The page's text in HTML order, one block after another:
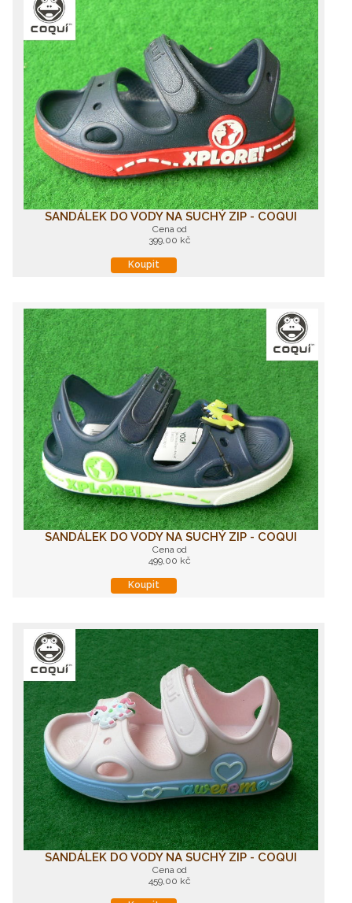
SANDÁLEK DO VODY NA SUCHÝ ZIP - COQUI
Cena od
399,00 kč
Koupit
SANDÁLEK DO VODY NA SUCHÝ ZIP - COQUI
Cena od
499,00 kč
Koupit
SANDÁLEK DO VODY NA SUCHÝ ZIP - COQUI
Cena od
459,00 kč